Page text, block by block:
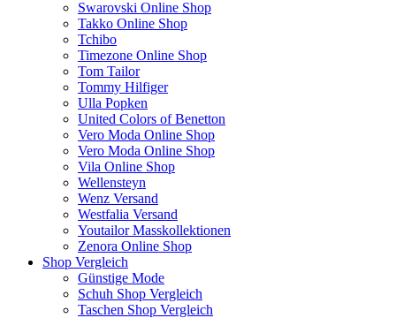
Swarovski Online Shop
Takko Online Shop
Tchibo
Timezone Online Shop
Tom Tailor
Tommy Hilfiger
Ulla Popken
United Colors of Benetton
Vero Moda Online Shop
Vero Moda Online Shop
Vila Online Shop
Wellensteyn
Wenz Versand
Westfalia Versand
Youtailor Masskollektionen
Zenora Online Shop
Shop Vergleich
Günstige Mode
Schuh Shop Vergleich
Taschen Shop Vergleich